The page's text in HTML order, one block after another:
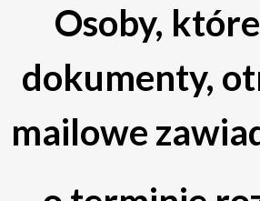
Osoby,
dokumenty,
mailowe